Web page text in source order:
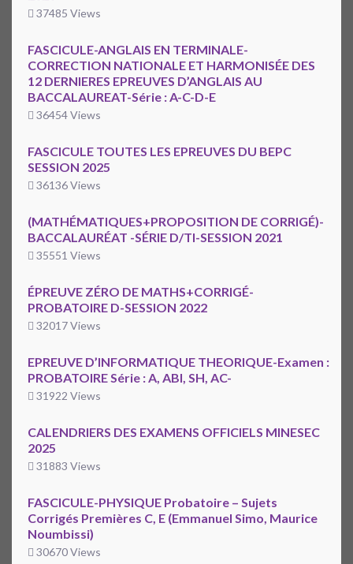
37485 Views
FASCICULE-ANGLAIS EN TERMINALE-
CORRECTION NATIONALE ET HARMONISÉE DES
12 DERNIERES EPREUVES D’ANGLAIS AU
BACCALAUREAT-Série : A-C-D-E
36454 Views
FASCICULE TOUTES LES EPREUVES DU BEPC
SESSION 2025
36136 Views
(MATHÉMATIQUES+PROPOSITION DE CORRIGÉ)-
BACCALAURÉAT -SÉRIE D/TI-SESSION 2021
35551 Views
ÉPREUVE ZÉRO DE MATHS+CORRIGÉ-
PROBATOIRE D-SESSION 2022
32017 Views
EPREUVE D’INFORMATIQUE THEORIQUE-Examen :
PROBATOIRE Série : A, ABI, SH, AC-
31922 Views
CALENDRIERS DES EXAMENS OFFICIELS MINESEC
2025
31883 Views
FASCICULE-PHYSIQUE Probatoire – Sujets
Corrigés Premières C, E (Emmanuel Simo, Maurice
Noumbissi)
30670 Views